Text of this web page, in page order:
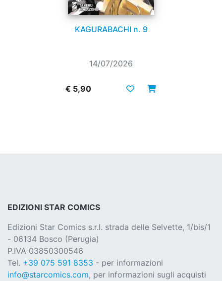
KAGURABACHI n. 9
14/07/2026
€ 5,90
EDIZIONI STAR COMICS
Edizioni Star Comics s.r.l. strada delle Selvette, 1/bis/1
- 06134 Bosco (Perugia)
P.IVA 03850300546
Tel. +39 075 591 8353 - per informazioni
info@starcomics.com, per informazioni sugli acquisti